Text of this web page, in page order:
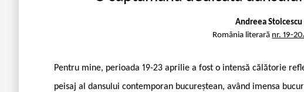
Andreea Stoicescu
România literară nr. 19-
Pentru mine, perioada 19-23 aprilie a fost o intensă călătorie
peisaj al dansului contemporan bucureștean, având imensa